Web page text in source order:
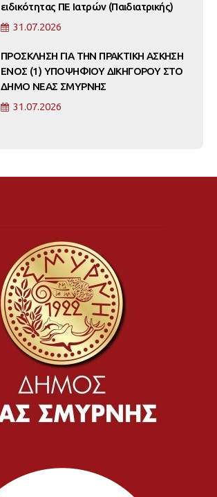
ειδικότητας ΠΕ Ιατρών (Παιδιατρικής)
31.07.2026
ΠΡΟΣΚΛΗΣΗ ΓΙΑ ΤΗΝ ΠΡΑΚΤΙΚΗ ΑΣΚΗΣΗ
ΕΝΟΣ (1) ΥΠΟΨΗΦΙΟΥ ΔΙΚΗΓΟΡΟΥ ΣΤΟ
ΔΗΜΟ ΝΕΑΣ ΣΜΥΡΝΗΣ
31.07.2026